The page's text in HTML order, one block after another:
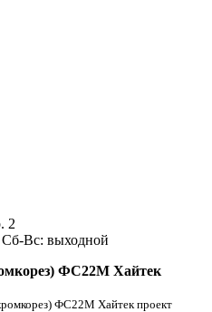
2
Вс: выходной
ФС22М Хайтек
ФС22М Хайтек проект